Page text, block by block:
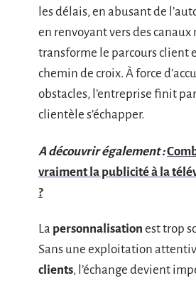
les délais, en abusant de
en renvoyant vers des canaux
transforme le parcours client
chemin de croix. À force
obstacles, l’entreprise finit
clientèle s’échapper.
A découvrir également :
vraiment la publicité à la
?
La personnalisation est trop
Sans une exploitation
clients, l’échange devient